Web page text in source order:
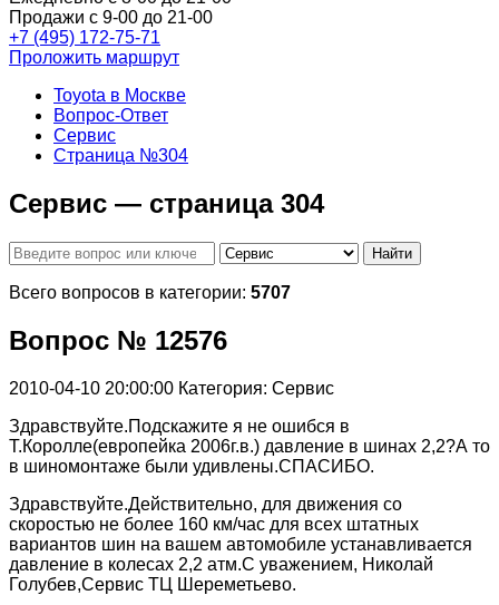
Продажи с 9-00 до 21-00
+7 (495) 172-75-71
Проложить маршрут
Toyota в Москве
Вопрос-Ответ
Сервис
Страница №304
Сервис — страница 304
Найти
Всего вопросов в категории: 5707
Вопрос № 12576
2010-04-10 20:00:00 Категория: Сервис
Здравствуйте.Подскажите я не ошибся в
Т.Королле(европейка 2006г.в.) давление в шинах 2,2?А то
в шиномонтаже были удивлены.СПАСИБО.
Здравствуйте.Действительно, для движения со
скоростью не более 160 км/час для всех штатных
вариантов шин на вашем автомобиле устанавливается
давление в колесах 2,2 атм.С уважением, Николай
Голубев,Сервис ТЦ Шереметьево.